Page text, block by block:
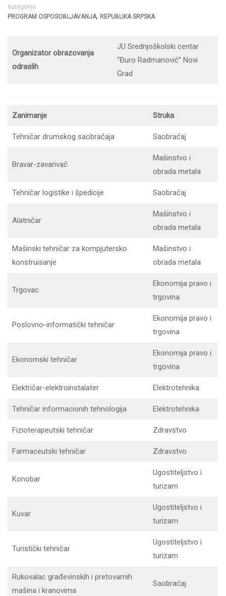
Kategorije
PROGRAM OSPOSOBLJAVANJA, REPUBLIKA SRPSKA
Organizator obrazovanja
odraslih
JU Srednjoškolski centar
“Đuro Radmanović” Novi
Grad
Zanimanje Struka
Tehničar drumskog saobraćaja Saobraćaj
Bravar-zavarivač
Mašinstvo i
obrada metala
Tehničar logistike i špedicije Saobraćaj
Alatničar
Mašinstvo i
obrada metala
Mašinski tehničar za kompjutersko
konstruisanje
Mašinstvo i
obrada metala
Trgovac
Ekonomija pravo i
trgovina
Poslovno-informatički tehničar
Ekonomija pravo i
trgovina
Ekonomski tehničar
Ekonomija pravo i
trgovina
Električar-elektroinstalater Elektrotehnika
Tehničar informacionih tehnologija Elektrotehnika
Fizioterapeutski tehničar Zdravstvo
Farmaceutski tehničar Zdravstvo
Konobar
Ugostiteljstvo i
turizam
Kuvar
Ugostiteljstvo i
turizam
Turistički tehničar
Ugostiteljstvo i
turizam
Rukovalac građevinskih i pretovarnih
mašina i kranovima
Saobraćaj